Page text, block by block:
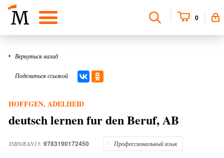
0
Вернуться назад
Поделиться ссылкой
HOFFGEN, ADELHEID
deutsch lernen fur den Beruf, AB
ISBN/EAN13: 9783190172450 Профессиональный язык